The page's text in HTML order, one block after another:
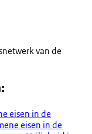
van de
eisen in de
eisen in de